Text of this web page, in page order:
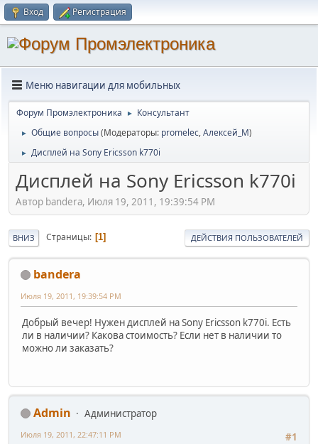
Вход Регистрация
Меню навигации для мобильных
Форум Промэлектроника ► Консультант
► Общие вопросы(Модераторы: promelec,Алексей_М)
► Дисплей на Sony Ericsson k770i
Дисплей на Sony Ericsson k770i
Автор bandera, Июля 19, 2011, 19:39:54 PM
ВНИЗ Страницы 1 ДЕЙСТВИЯ ПОЛЬЗОВАТЕЛЕЙ
bandera
Июля 19, 2011, 19:39:54 PM
Добрый вечер! Нужен дисплей на Sony Ericsson k770i. Есть
ли в наличии? Какова стоимость? Если нет в наличии то
можно ли заказать?
Admin
Администратор
#1
Июля 19, 2011, 22:47:11 PM